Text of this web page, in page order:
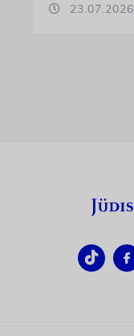
23.07.2026